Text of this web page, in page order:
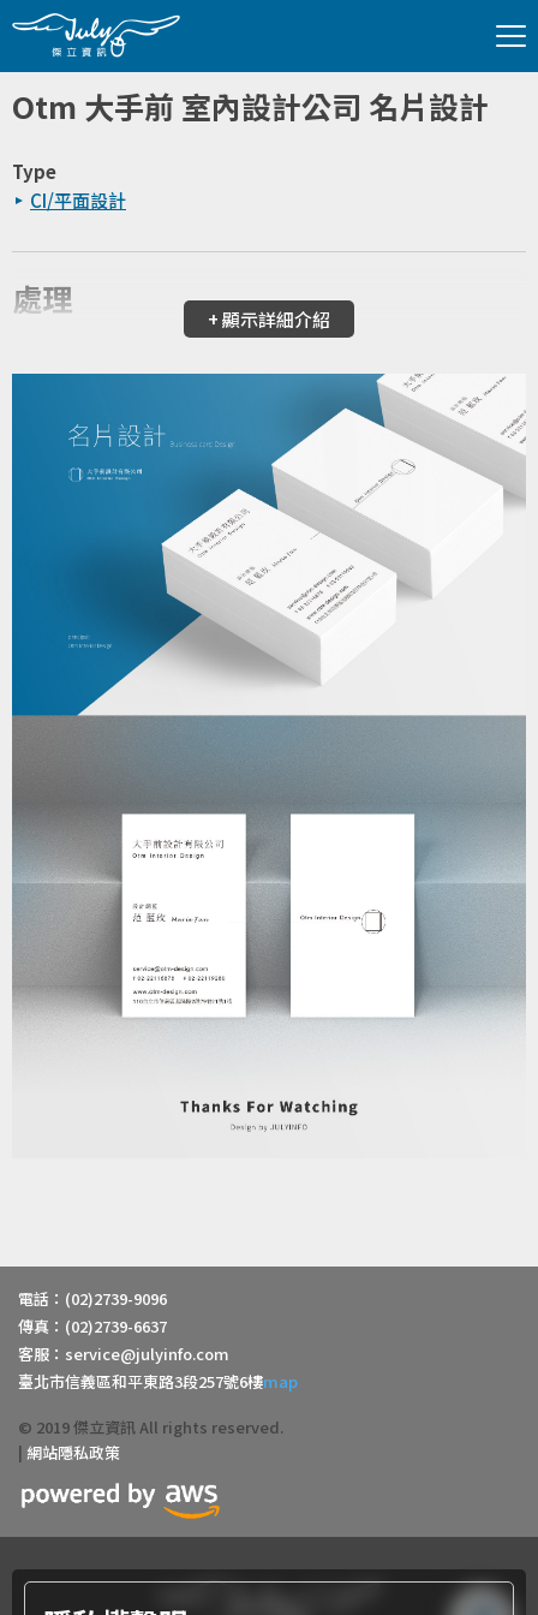
Otm 大手前 室內設計公司 名片設計
Type
CI/平面設計
處理
傑立資訊-設計部
技術
設計軟體
< 返回列表頁
+ 顯示詳細介紹
電話：(02)2739-9096
傳真：(02)2739-6637
客服： service@julyinfo.com
臺北市信義區和平東路3段257號6樓map
© 2019 傑立資訊 All rights reserved.
| 網站隱私政策